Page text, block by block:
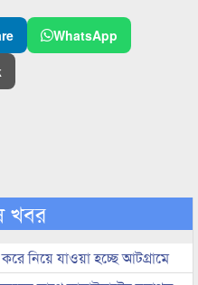
WhatsApp
খবর
নিয়ে যাওয়া হচ্ছে আটগ্রামে